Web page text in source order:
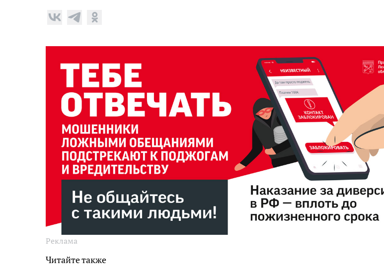
Реклама
Читайте также